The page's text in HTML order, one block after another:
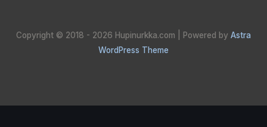
Copyright © 2018 - 2026 Hupinurkka.com | Powered by Astra
WordPress Theme